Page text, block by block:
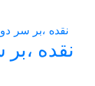
نقده